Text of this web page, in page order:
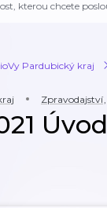
Pardubický kraj
Zpravodajství,
Úvod